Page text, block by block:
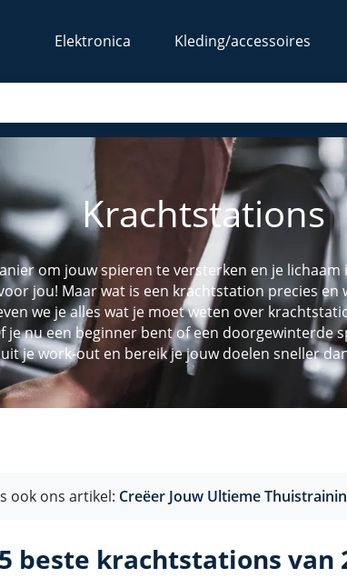
Elektronica Kleding/accessoires
Krachtstations
om jouw spieren te versterken en je
jou! Maar wat is een krachtstation precies en
we je alles wat je moet weten over
je nu een beginner bent of een doorgewinterde
je work-out en bereik je jouw doelen sneller
ook ons artikel: Creëer Jouw Ultieme
beste krachtstations van